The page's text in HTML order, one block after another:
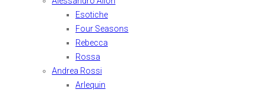
Esotiche
Four Seasons
Rebecca
Rossa
Andrea Rossi
Arlequin